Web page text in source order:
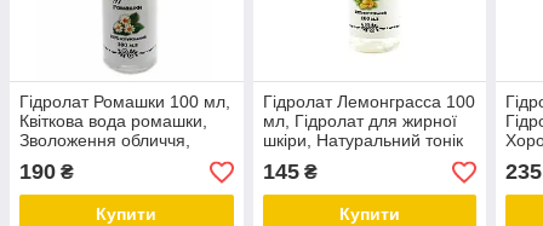
Гідролат Ромашки 100 мл,
Квіткова вода ромашки,
Зволоження обличчя,
Чуттєва проблемна шкіра
догляд ТМ Cocos
190 ₴
Купити
Гідролат Лемонграсса 100
мл, Гідролат для жирної
шкіри, Натуральний тонік
Косметика від комедонів
ТМ Cocos
145₴
Купити
235